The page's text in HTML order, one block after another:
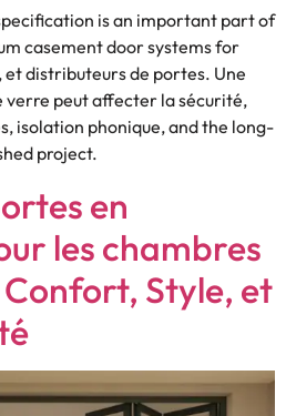
is an important part of
casement door systems for
et distributeurs de portes. Une
verre peut affecter la sécurité,
isolation phonique,and the long-
project.
en
les chambres
Confort, Style, et